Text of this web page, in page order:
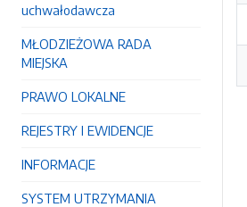
uchwałodawcza
MŁODZIEŻOWA RADA
MIEJSKA
PRAWO LOKALNE
REJESTRY I EWIDENCJE
INFORMACJE
SYSTEM UTRZYMANIA